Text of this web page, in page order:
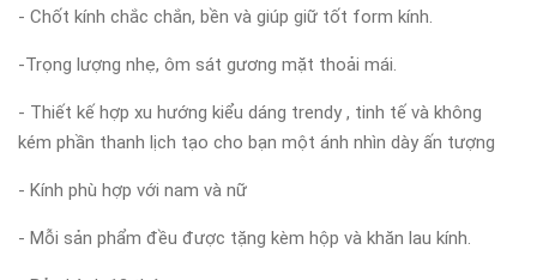
- Chốt kính chắc chắn, bền và giúp giữ tốt form kính.
-Trọng lượng nhẹ, ôm sát gương mặt thoải mái.
- Thiết kế hợp xu hướng kiểu dáng trendy , tinh tế và không
kém phần thanh lịch tạo cho bạn một ánh nhìn dày ấn tượng
- Kính phù hợp với nam và nữ
- Mỗi sản phẩm đều được tặng kèm hộp và khăn lau kính.